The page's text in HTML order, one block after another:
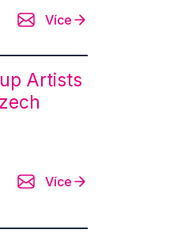
Více
Artists
Více